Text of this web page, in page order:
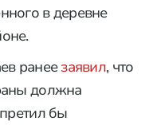
в деревне
ранеезаявил, что
должна
бы